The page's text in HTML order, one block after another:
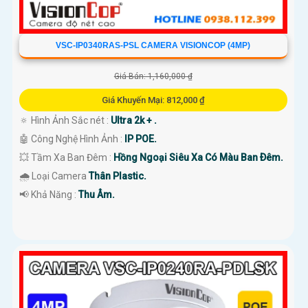
VSC-IP0340RAS-PSL CAMERA VISIONCOP (4MP)
Giá Bán: 1,160,000 ₫
Giá Khuyến Mại: 812,000 ₫
🔅 Hình Ảnh Sắc nét : Ultra 2k + .
🤖️ Công Nghệ Hình Ảnh : IP POE.
💥 Tầm Xa Ban Đêm : Hồng Ngoại Siêu Xa Có Màu Ban Ðêm.
🌧️ Loại CameraThân Plastic.
️📢 Khả Năng :Thu Âm.